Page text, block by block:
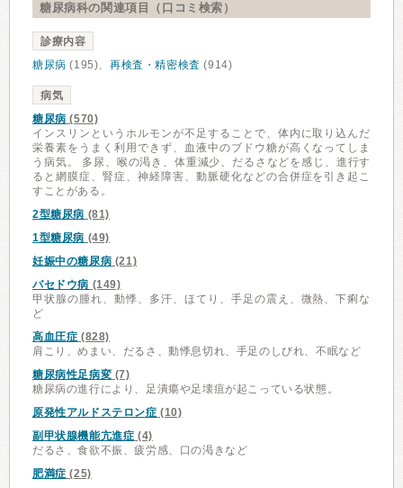
糖尿病科の関連項目（口コミ検索）
診療内容
糖尿病 (195)、再検査・精密検査 (914)
病気
糖尿病 (570)
インスリンというホルモンが不足することで、体内に取り込んだ
栄養素をうまく利用できず、血液中のブドウ糖が高くなってしま
う病気。 多尿、喉の渇き、体重減少、だるさなどを感じ、進行す
ると網膜症、腎症、神経障害、動脈硬化などの合併症を引き起こ
すことがある。
2型糖尿病 (81)
1型糖尿病 (49)
妊娠中の糖尿病 (21)
バセドウ病 (149)
甲状腺の腫れ、動悸、多汗、ほてり、手足の震え、微熱、下痢な
ど
高血圧症 (828)
肩こり、めまい、だるさ、動悸息切れ、手足のしびれ、不眠など
糖尿病性足病変 (7)
糖尿病の進行により、足潰瘍や足壊疽が起こっている状態。
原発性アルドステロン症 (10)
副甲状腺機能亢進症 (4)
だるさ、食欲不振、疲労感、口の渇きなど
肥満症 (25)